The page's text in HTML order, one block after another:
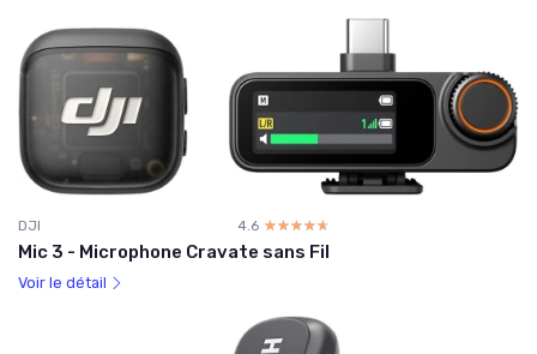
DJI 4.6 ☆☆☆☆☆
★★★★★
Mic 3 - Microphone Cravate sans Fil
Voir le détail